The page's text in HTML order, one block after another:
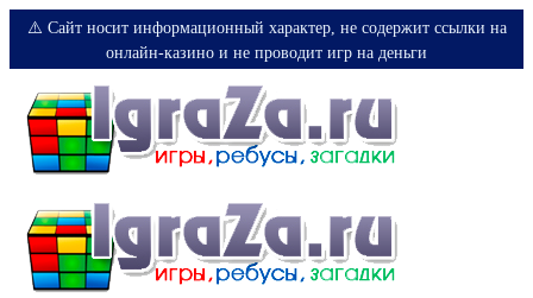
⚠️ Сайт носит информационный характер, не содержит ссылки на
онлайн-казино и не проводит игр на деньги